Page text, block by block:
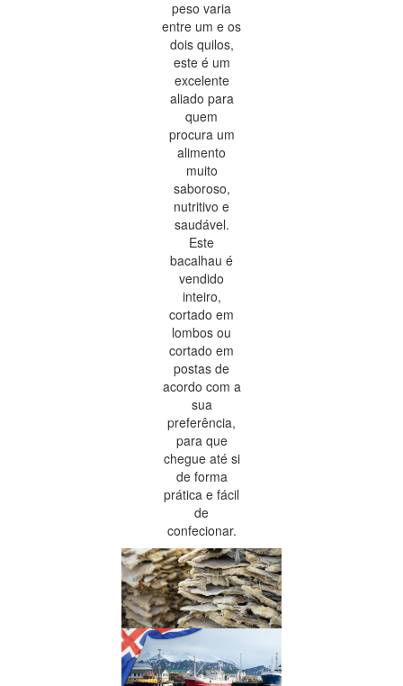
peso varia
entre um e os
dois quilos,
este é um
excelente
aliado para
quem
procura um
alimento
muito
saboroso,
nutritivo e
saudável.
Este
bacalhau é
vendido
inteiro,
cortado em
lombos ou
cortado em
postas de
acordo com a
sua
preferência,
para que
chegue até si
de forma
prática e fácil
de
confecionar.